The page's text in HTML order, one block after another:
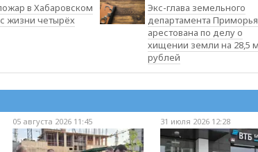
в Хабаровском
жизни четырёх
Экс-глава земельного
департамента Приморья
арестована по делу о
хищении земли на 28,5
рублей
05 августа 2026 11:45 31 июля 2026 12:28